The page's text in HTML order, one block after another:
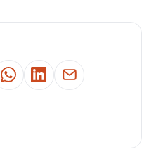
WhatsAppLinkedInE-mail